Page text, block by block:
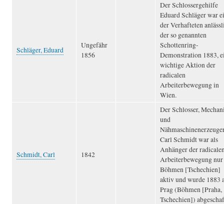
Schläger, Eduard
Ungefähr
1856
Der Schlossergehilfe
Eduard Schläger war
der Verhafteten
der so genannten
Schottenring-
Demonstration 1883,
wichtige Aktion der
radicalen
Arbeiterbewegung in
Wien.
Schmidt, Carl 1842
Der Schlosser,
und
Carl Schmidt war als
Anhänger der
Arbeiterbewegung
Böhmen [Tschechien]
aktiv und wurde 1883
Prag (Böhmen [Praha,
Tschechien])